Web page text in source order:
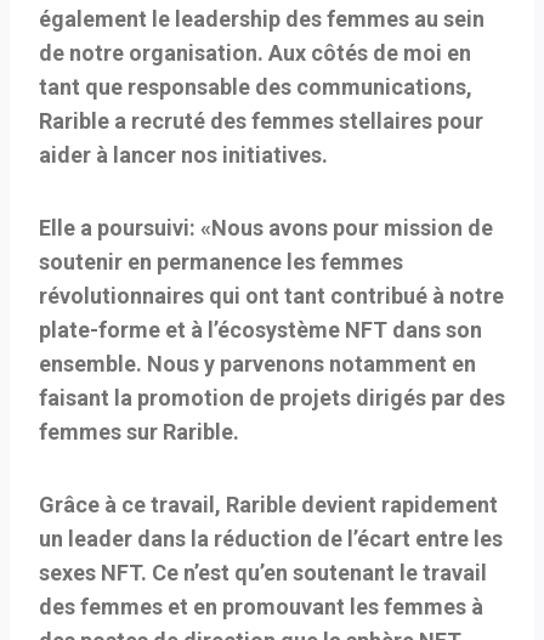
également le leadership des femmes au sein
de notre organisation. Aux côtés de moi en
tant que responsable des communications,
Rarible a recruté des femmes stellaires pour
aider à lancer nos initiatives.
Elle a poursuivi: «Nous avons pour mission de
soutenir en permanence les femmes
révolutionnaires qui ont tant contribué à notre
plate-forme et à l’écosystème NFT dans son
ensemble. Nous y parvenons notamment en
faisant la promotion de projets dirigés par des
femmes sur Rarible.
Grâce à ce travail, Rarible devient rapidement
un leader dans la réduction de l’écart entre les
sexes NFT. Ce n’est qu’en soutenant le travail
des femmes et en promouvant les femmes à